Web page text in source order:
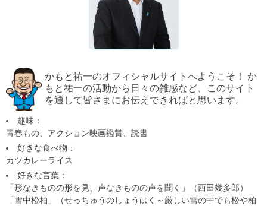
かもと祐一のオフィシャルサイトへようこそ！ か
もと祐一の活動から日々の雑感など、このサイト
を通して皆さまにお伝えできればと思います。
趣味：
青春もの、アクション映画鑑賞、読書
好きな食べ物：
カツカレーライス
好きな言葉：
「形なきものの形を見、声なきものの声を聞く」（西田幾多郎）
「雪中松柏」（せっちゅうのしょうはく～厳しい雪の中でも松や柏